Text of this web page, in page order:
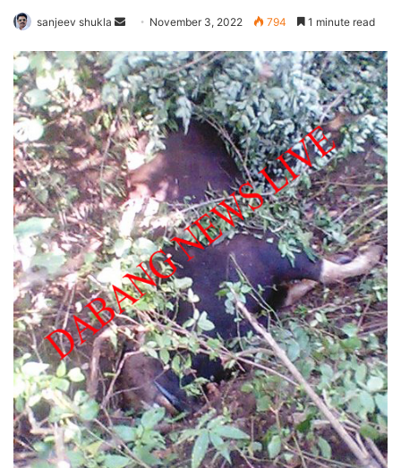
sanjeev shukla
Send
email
November 3, 2022 794 1 minute read